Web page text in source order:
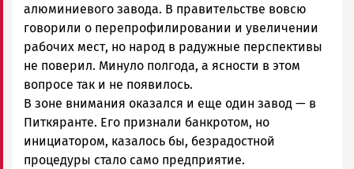
алюминиевого завода. В правительстве вовсю
говорили о перепрофилировании и увеличении
рабочих мест, но народ в радужные перспективы
не поверил. Минуло полгода, а ясности в этом
вопросе так и не появилось.
В зоне внимания оказался и еще один завод — в
Питкяранте. Его признали банкротом, но
инициатором, казалось бы, безрадостной
процедуры стало само предприятие.